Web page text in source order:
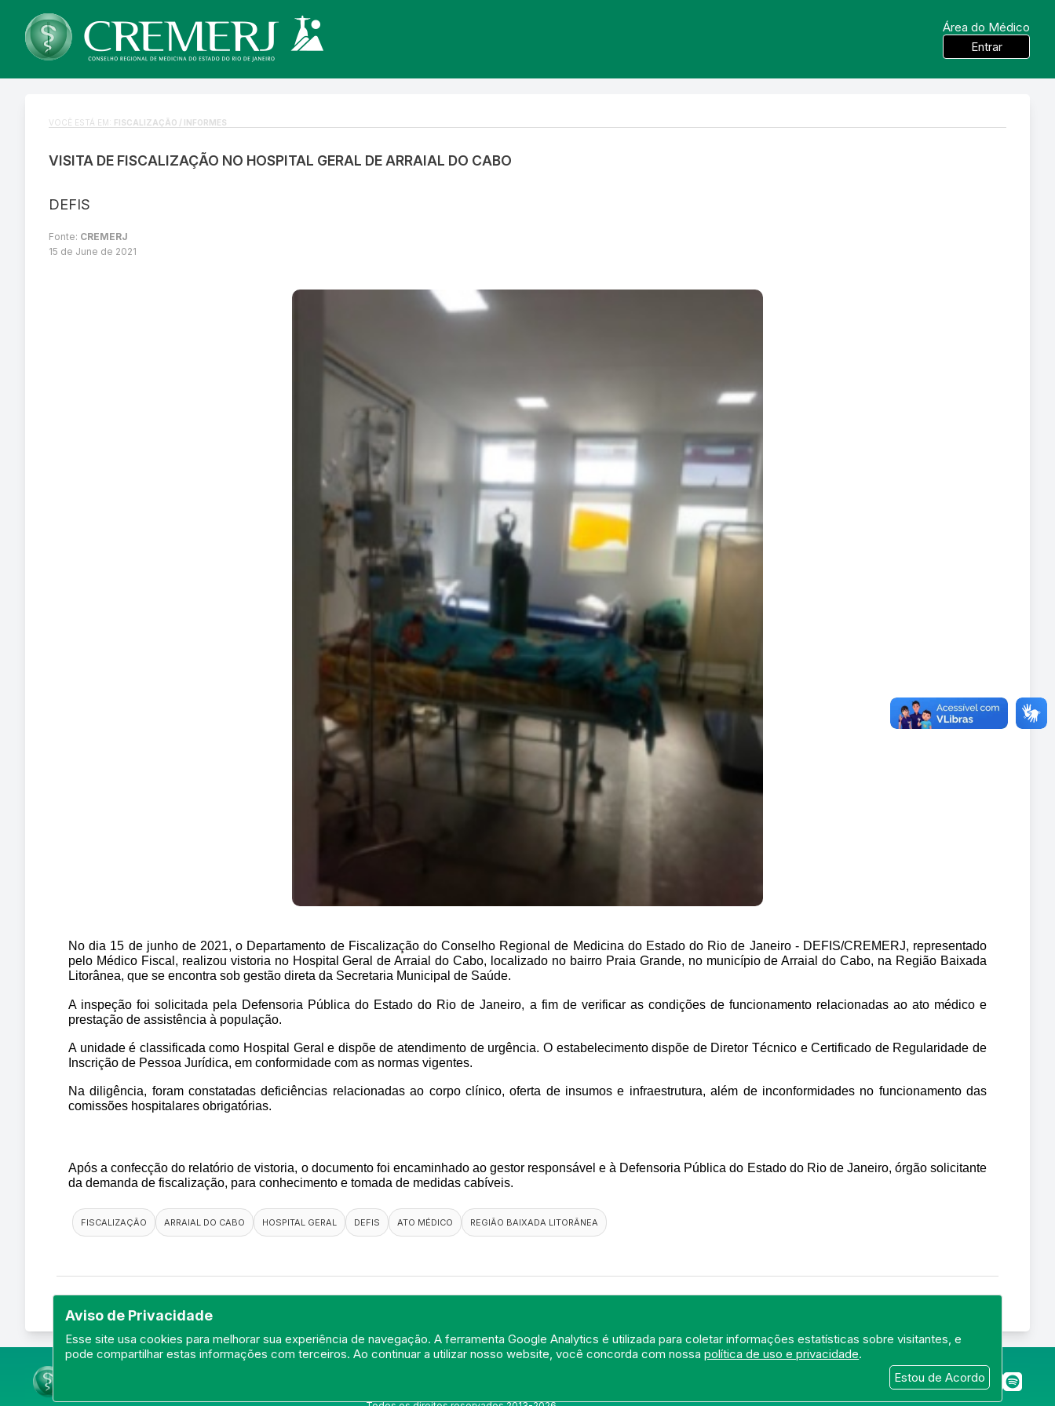
Área do Médico
Entrar
Aviso de Privacidade
Esse site usa cookies para melhorar sua experiência de navegação. A ferramenta Google Analytics é utilizada para coletar informações estatísticas sobre visitantes, e
pode compartilhar estas informações com terceiros. Ao continuar a utilizar nosso website, você concorda com nossapolítica de uso e privacidade.
Estou de Acordo
VOCÊ ESTÁ EM: FISCALIZAÇÃO / INFORMES
VISITA DE FISCALIZAÇÃO NO HOSPITAL GERAL DE ARRAIAL DO CABO
DEFIS
Fonte: CREMERJ
15 de June de 2021
No dia 15 de junho de 2021, o Departamento de Fiscalização do Conselho Regional de Medicina do Estado do Rio de Janeiro - DEFIS/CREMERJ, representado
pelo Médico Fiscal, realizou vistoria no Hospital Geral de Arraial do Cabo, localizado no bairro Praia Grande, no município de Arraial do Cabo, na Região Baixada
Litorânea, que se encontra sob gestão direta da Secretaria Municipal de Saúde.
A inspeção foi solicitada pela Defensoria Pública do Estado do Rio de Janeiro, a fim de verificar as condições de funcionamento relacionadas ao ato médico e
prestação de assistência à população.
A unidade é classificada como Hospital Geral e dispõe de atendimento de urgência. O estabelecimento dispõe de Diretor Técnico e Certificado de Regularidade de
Inscrição de Pessoa Jurídica, em conformidade com as normas vigentes.
Na diligência, foram constatadas deficiências relacionadas ao corpo clínico, oferta de insumos e infraestrutura, além de inconformidades no funcionamento das
comissões hospitalares obrigatórias.
Após a confecção do relatório de vistoria, o documento foi encaminhado ao gestor responsável e à Defensoria Pública do Estado do Rio de Janeiro, órgão solicitante
da demanda de fiscalização, para conhecimento e tomada de medidas cabíveis.
FISCALIZAÇÃO ARRAIAL DO CABO HOSPITAL GERAL DEFIS ATO MÉDICO REGIÃO BAIXADA LITORÂNEA
© Portal do Conselho Regional de Medicina do Rio de Janeiro - www.cremerj.org.br